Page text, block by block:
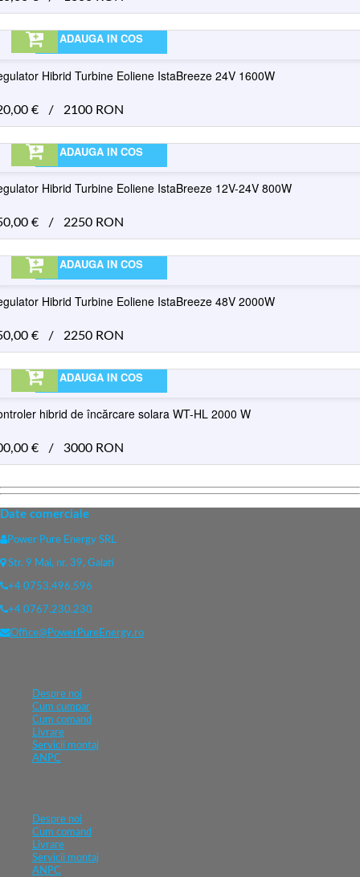
ADAUGA IN COS
Hibrid Turbine Eoliene IstaBreeze 24V 1600W
€ / 2100 RON
ADAUGA IN COS
Hibrid Turbine Eoliene IstaBreeze 12V-24V 800W
€ / 2250 RON
ADAUGA IN COS
Hibrid Turbine Eoliene IstaBreeze 48V 2000W
€ / 2250 RON
ADAUGA IN COS
hibrid de încărcare solara WT-HL 2000 W
€ / 3000 RON
Date comerciale
Power Pure Energy SRL
Str. 9 Mai, nr. 39, Galati
+4 0753.496.596
+4 0767.230.230
Office@PowerPureEnergy.ro
Despre noi
Cum cumpar
Cum comand
Livrare
Servicii montaj
ANPC
Despre noi
Cum comand
Livrare
Servicii montaj
ANPC